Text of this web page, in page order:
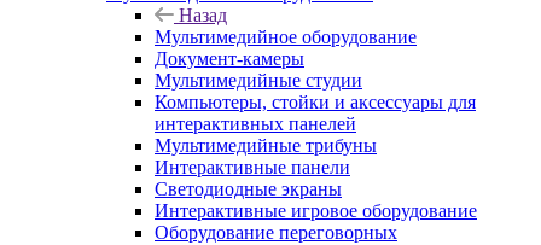
Назад
Мультимедийное оборудование
Документ-камеры
Мультимедийные студии
Компьютеры, стойки и аксессуары для
интерактивных панелей
Мультимедийные трибуны
Интерактивные панели
Светодиодные экраны
Интерактивные игровое оборудование
Оборудование переговорных